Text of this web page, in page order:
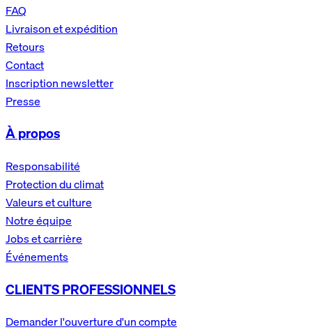
FAQ
Livraison et expédition
Retours
Contact
Inscription newsletter
Presse
À propos
Responsabilité
Protection du climat
Valeurs et culture
Notre équipe
Jobs et carrière
Événements
CLIENTS PROFESSIONNELS
Demander l'ouverture d'un compte